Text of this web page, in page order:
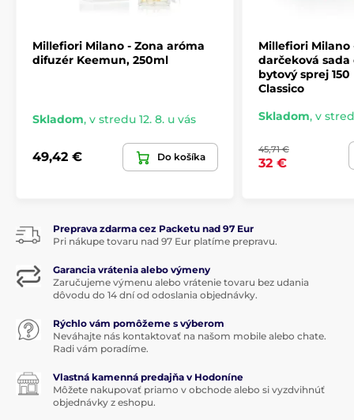
Millefiori na doplnenie domáceho spreja.
špičkou.
prevonia malú miestnosť, napríklad kúpeľňu alebo
po spotrebovani je možné doplniťnáplň
alebo inou vôňou
Millefiori Milano - Zona aróma
difuzér Keemun, 250ml
Skladom, v stredu 12. 8. u vás
49,42 € Do košíka
Millefiori Milano
darčeková
bytový sprej
Classico
Skladom, v
45,71 €
32 €
Preprava zdarma cez Packetu nad 97 Eur
Pri nákupe tovaru nad 97 Eur platíme prepravu.
Garancia vrátenia alebo výmeny
Zaručujeme výmenu alebo vrátenie tovaru bez udania
dôvodu do 14 dní od odoslania objednávky.
Rýchlo vám pomôžeme s výberom
Neváhajte nás kontaktovať na našom mobile alebo chate.
Radi vám poradíme.
Vlastná kamenná predajňa v Hodoníne
Môžete nakupovať priamo v obchode alebo si vyzdvihnúť
objednávky z eshopu.